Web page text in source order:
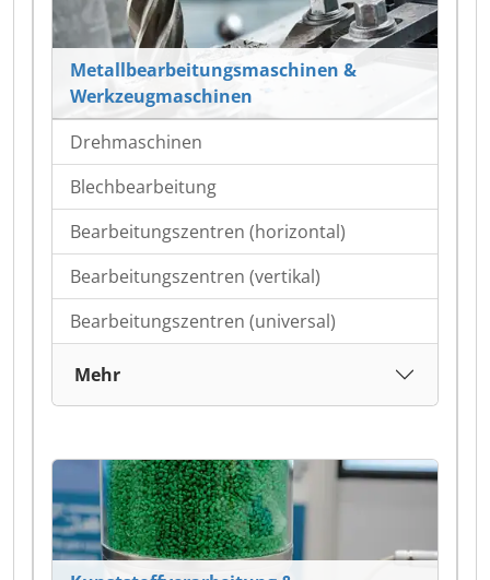
Metallbearbeitungsmaschinen &
Werkzeugmaschinen
Drehmaschinen
Blechbearbeitung
Bearbeitungszentren (horizontal)
Bearbeitungszentren (vertikal)
Bearbeitungszentren (universal)
Mehr